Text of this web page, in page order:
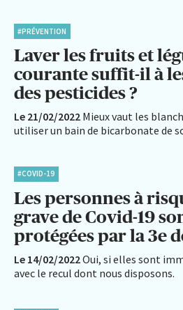
#PRÉVENTION
Laver les fruits et
courante suffit-il à
des pesticides ?
Le 21/02/2022 Mieux vaut les
utiliser un bain de bicarbonate de
#COVID-19
Les personnes à
grave de Covid-19
protégées par la 3e
Le 14/02/2022Oui, si elles sont
avec le recul dont nous disposons.